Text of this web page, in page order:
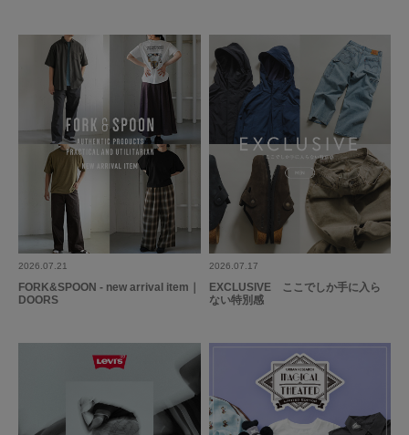
2026.07.21
FORK&SPOON - new arrival item｜
DOORS
2026.07.17
EXCLUSIVE ここでしか手に入ら
ない特別感